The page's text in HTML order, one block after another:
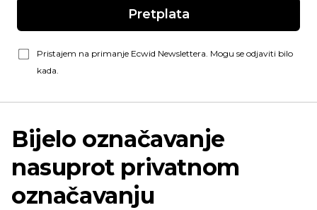
Pretplata
Pristajem na primanje Ecwid Newslettera. Mogu se odjaviti bilo
kada.
Bijelo označavanje
nasuprot privatnom
označavanju